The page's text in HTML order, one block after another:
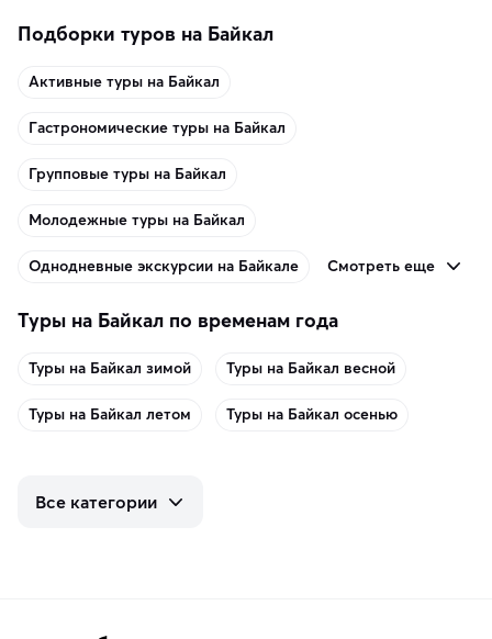
Подборки туров на Байкал
Активные туры на Байкал
Гастрономические туры на Байкал
Групповые туры на Байкал
Молодежные туры на Байкал
Однодневные экскурсии на Байкале Смотреть еще
Туры на Байкал по временам года
Туры на Байкал зимой Туры на Байкал весной
Туры на Байкал летом Туры на Байкал осенью
Все категории